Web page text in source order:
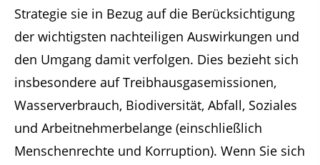
Strategie sie in Bezug auf die Berücksichtigung
der wichtigsten nachteiligen Auswirkungen und
den Umgang damit verfolgen. Dies bezieht sich
insbesondere auf Treibhausgasemissionen,
Wasserverbrauch, Biodiversität, Abfall, Soziales
und Arbeitnehmerbelange (einschließlich
Menschenrechte und Korruption). Wenn Sie sich